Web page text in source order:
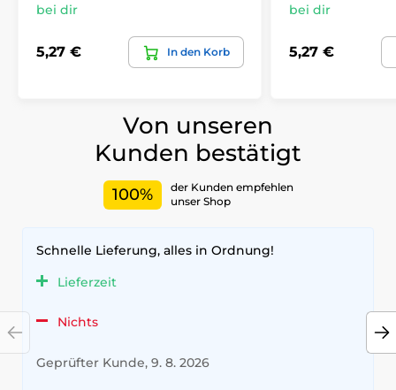
bei dir
5,27 € In den Korb
bei dir
5,27 €
Von unseren
Kunden bestätigt
100%
der Kunden empfehlen
unser Shop
Schnelle Lieferung, alles in Ordnung!
Lieferzeit
Nichts
Geprüfter Kunde, 9. 8. 2026